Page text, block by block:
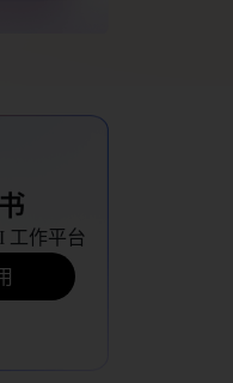
工作平台